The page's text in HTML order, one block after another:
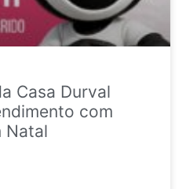
Casa Durval
com
Natal